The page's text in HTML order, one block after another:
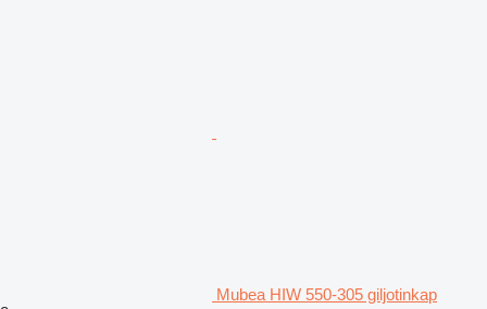
Mubea HIW 550-305 giljotinkap